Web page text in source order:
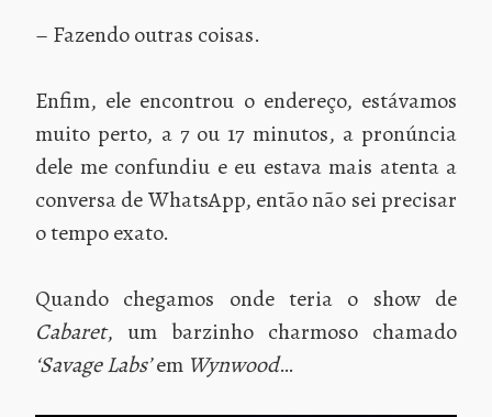
– Fazendo outras coisas.
Enfim, ele encontrou o endereço, estávamos
muito perto, a 7 ou 17 minutos, a pronúncia
dele me confundiu e eu estava mais atenta a
conversa de WhatsApp, então não sei precisar
o tempo exato.
Quando chegamos onde teria o show de
Cabaret, um barzinho charmoso chamado
‘Savage Labs’em Wynwood…